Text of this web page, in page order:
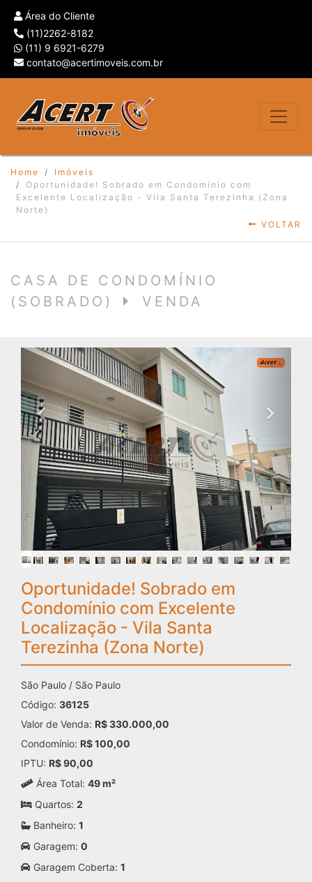
Área do Cliente
(11)2262-8182
(11) 9 6921-6279
contato@acertimoveis.com.br
Home
Imóveis
Oportunidade! Sobrado em Condomínio com
Excelente Localização - Vila Santa Terezinha (Zona
Norte)
VOLTAR
CASA DE CONDOMÍNIO
(SOBRADO)
VENDA
Oportunidade! Sobrado em
Condomínio com Excelente
Localização - Vila Santa
Terezinha (Zona Norte)
São Paulo / São Paulo
Código: 36125
Valor de Venda: R$ 330.000,00
Condomínio: R$ 100,00
IPTU: R$ 90,00
Área Total: 49 m²
Quartos: 2
Banheiro: 1
Garagem: 0
Garagem Coberta: 1